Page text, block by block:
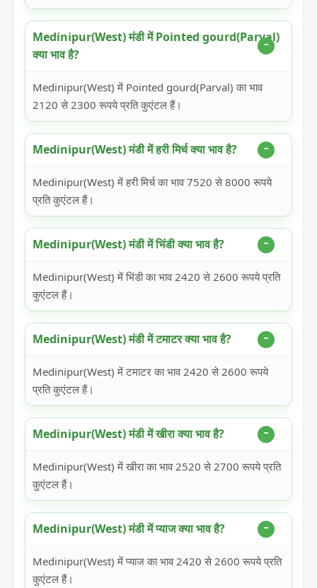
Medinipur(West) मंडी में Pointed gourd(Parval)
क्या भाव है?
Medinipur(West) में Pointed gourd(Parval) का भाव
2120 से 2300 रूपये प्रति कुएंटल हैं।
Medinipur(West) मंडी में हरी मिर्च क्या भाव है?
Medinipur(West) में हरी मिर्च का भाव 7520 से 8000 रूपये
प्रति कुएंटल हैं।
Medinipur(West) मंडी में भिंडी क्या भाव है?
Medinipur(West) में भिंडी का भाव 2420 से 2600 रूपये प्रति
कुएंटल हैं।
Medinipur(West) मंडी में टमाटर क्या भाव है?
Medinipur(West) में टमाटर का भाव 2420 से 2600 रूपये
प्रति कुएंटल हैं।
Medinipur(West) मंडी में खीरा क्या भाव है?
Medinipur(West) में खीरा का भाव 2520 से 2700 रूपये प्रति
कुएंटल हैं।
Medinipur(West) मंडी में प्याज क्या भाव है?
Medinipur(West) में प्याज का भाव 2420 से 2600 रूपये प्रति
कुएंटल हैं।